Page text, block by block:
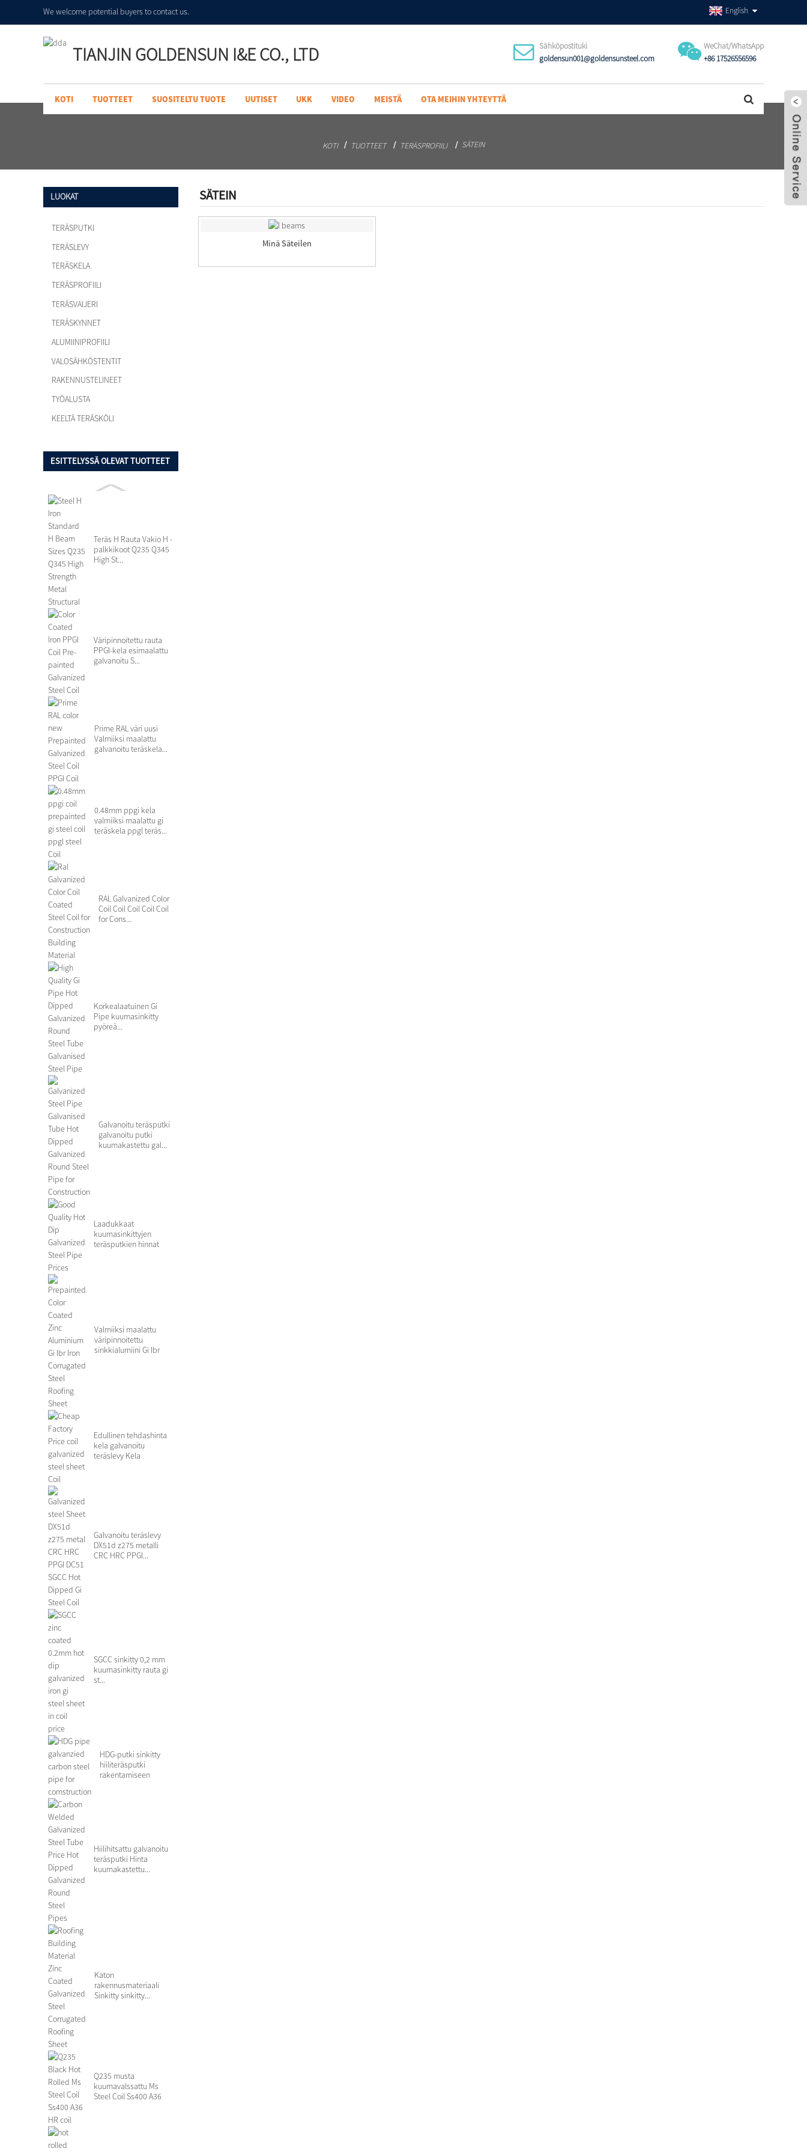
We welcome potential buyers to contact us. English
TIANJIN GOLDENSUN I&E CO., LTD
Sähköpostituki
goldensun001@goldensunsteel.com
WeChat/WhatsApp
+86 17526556596
KOTI TUOTTEET SUOSITELTU TUOTE UUTISET UKK VIDEO MEISTÄ OTA MEIHIN YHTEYTTÄ
KOTI TUOTTEET TERÄSPROFIILI SÄTEIN
LUOKAT
TERÄSPUTKI
TERÄSLEVY
TERÄSKELA
TERÄSPROFIILI
TERÄSVAIJERI
TERÄSKYNNET
ALUMIINIPROFIILI
VALOSÄHKÖSTENTIT
RAKENNUSTELINEET
TYÖALUSTA
KEELTÄ TERÄSKÖLI
ESITTELYSSÄ OLEVAT TUOTTEET
Teräs H Rauta Vakio H -
palkkikoot Q235 Q345
High St...
Väripinnoitettu rauta
PPGI-kela esimaalattu
galvanoitu S...
Prime RAL väri uusi
Valmiiksi maalattu
galvanoitu teräskela...
0.48mm ppgi kela
valmiiksi maalattu gi
teräskela ppgl teräs...
RAL Galvanized Color
Coil Coil Coil Coil Coil
for Cons...
Korkealaatuinen Gi
Pipe kuumasinkitty
pyöreä...
Galvanoitu teräsputki
galvanoitu putki
kuumakastettu gal...
Laadukkaat
kuumasinkittyjen
teräsputkien hinnat
Valmiiksi maalattu
väripinnoitettu
sinkkialumiini Gi Ibr
Edullinen tehdashinta
kela galvanoitu
teräslevy Kela
Galvanoitu teräslevy
DX51d z275 metalli
CRC HRC PPGI...
SGCC sinkitty 0,2 mm
kuumasinkitty rauta gi
st...
HDG-putki sinkitty
hiiliteräsputki
rakentamiseen
Hiilihitsattu galvanoitu
teräsputki Hinta
kuumakastettu...
Katon
rakennusmateriaali
Sinkitty sinkitty...
Q235 musta
kuumavalssattu Ms
Steel Coil Ss400 A36
SÄTEIN
Minä Säteilen